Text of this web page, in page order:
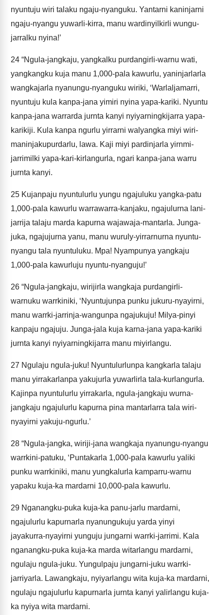
nyuntuju wiri talaku ngaju-nyanguku. Yantarni kaninjarni
ngaju-nyangu yuwarli-kirra, manu wardinyilkirli wungu-
jarralku nyina!’
24 “Ngula-jangkaju, yangkalku purdangirli-warnu wati,
yangkangku kuja manu 1,000-pala kawurlu, yaninjarlarla
wangkajarla nyanungu-nyanguku wiriki, ‘Warlaljamarri,
nyuntuju kula kanpa-jana yimiri nyina yapa-kariki. Nyuntu
kanpa-jana warrarda jurnta kanyi nyiyarningkijarra yapa-
karikiji. Kula kanpa ngurlu yirrarni walyangka miyi wiri-
maninjakupurdarlu, lawa. Kaji miyi pardinjarla yirnmi-
jarrimilki yapa-kari-kirlangurla, ngari kanpa-jana warru
jurnta kanyi.
25 Kujanpaju nyuntulurlu yungu ngajuluku yangka-patu
1,000-pala kawurlu warrawarra-kanjaku, ngajulurna lani-
jarrija talaju marda kapurna wajawaja-mantarla. Junga-
juka, ngajujurna yanu, manu wuruly-yirrarnurna nyuntu-
nyangu tala nyuntuluku. Mpa! Nyampunya yangkaju
1,000-pala kawurluju nyuntu-nyanguju!’
26 “Ngula-jangkaju, wirijirla wangkaja purdangirli-
warnuku warrkiniki, ‘Nyuntujunpa punku jukuru-nyayirni,
manu warrki-jarrinja-wangunpa ngajukuju! Milya-pinyi
kanpaju ngajuju. Junga-jala kuja karna-jana yapa-kariki
jurnta kanyi nyiyarningkijarra manu miyirlangu.
27 Ngulaju ngula-juku! Nyuntulurlunpa kangkarla talaju
manu yirrakarlanpa yakujurla yuwarlirla tala-kurlangurla.
Kajinpa nyuntulurlu yirrakarla, ngula-jangkaju wurna-
jangkaju ngajulurlu kapurna pina mantarlarra tala wiri-
nyayirni yakuju-ngurlu.’
28 “Ngula-jangka, wiriji-jana wangkaja nyanungu-nyangu
warrkini-patuku, ‘Puntakarla 1,000-pala kawurlu yaliki
punku warrkiniki, manu yungkalurla kamparru-warnu
yapaku kuja-ka mardarni 10,000-pala kawurlu.
29 Nganangku-puka kuja-ka panu-jarlu mardarni,
ngajulurlu kapurnarla nyanungukuju yarda yinyi
jayakurra-nyayirni yunguju jungarni warrki-jarrimi. Kala
nganangku-puka kuja-ka marda witarlangu mardarni,
ngulaju ngula-juku. Yungulpaju jungarni-juku warrki-
jarriyarla. Lawangkaju, nyiyarlangu wita kuja-ka mardarni,
ngulaju ngajulurlu kapurnarla jurnta kanyi yalirlangu kuja-
ka nyiya wita mardarni.